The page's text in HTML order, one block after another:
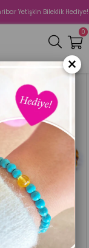
Yetişkin Bileklik Hediye!
0
×